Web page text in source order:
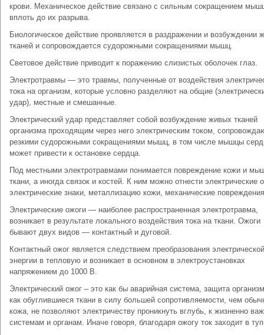
крови. Механическое действие связано с сильным сокращением
вплоть до их разрыва.
Биологическое действие проявляется в раздражении и возбуждении
тканей и сопровождается судорожными сокращениями мышц.
Световое действие приводит к поражению слизистых оболочек глаз.
Электротравмы — это травмы, полученные от воздействия
тока на организм, которые условно разделяют на общие
удар), местные и смешанные.
Электрический удар представляет собой возбуждение живых тканей
организма проходящим через него электрическим током,
резкими судорожными сокращениями мышц, в том числе мышцы
может привести к остановке сердца.
Под местными электротравмами понимается повреждение кожи и
ткани, а иногда связок и костей. К ним можно отнести электрические
электрические знаки, металлизацию кожи, механические
Электрические ожоги — наиболее распространенная электротравма,
возникает в результате локального воздействия тока на ткани. Ожоги
бывают двух видов — контактный и дуговой.
Контактный ожог является следствием преобразования электрической
энергии в тепловую и возникает в основном в электроустановках
напряжением до 1000 В.
Электрический ожог – это как бы аварийная система, защита
как обуглившиеся ткани в силу большей сопротивляемости, чем
кожа, не позволяют электричеству проникнуть вглубь, к жизненно
системам и органам. Иначе говоря, благодаря ожогу ток заходит в